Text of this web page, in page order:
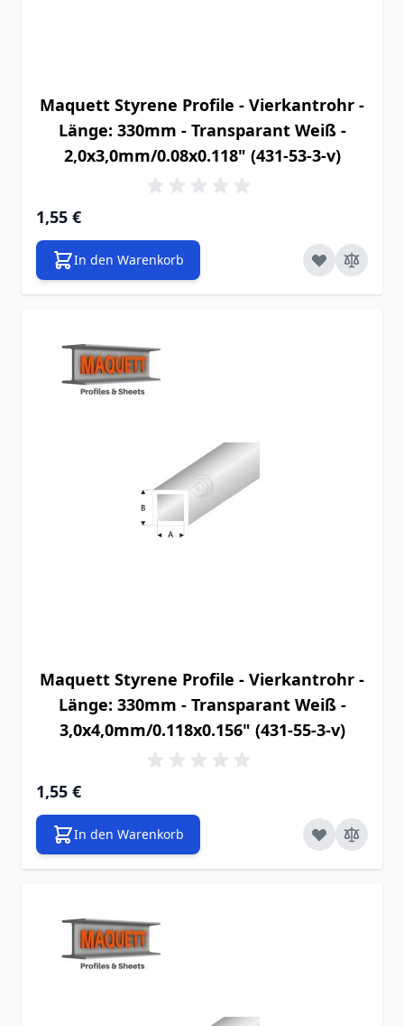
Maquett Styrene Profile - Vierkantrohr -
Länge: 330mm - Transparant Weiß -
2,0x3,0mm/0.08x0.118" (431-53-3-v)
1,55 €
In den Warenkorb
Maquett Styrene Profile - Vierkantrohr -
Länge: 330mm - Transparant Weiß -
3,0x4,0mm/0.118x0.156" (431-55-3-v)
1,55 €
In den Warenkorb